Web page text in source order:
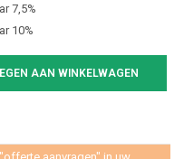
7,5%
10%
AAN WINKELWAGEN